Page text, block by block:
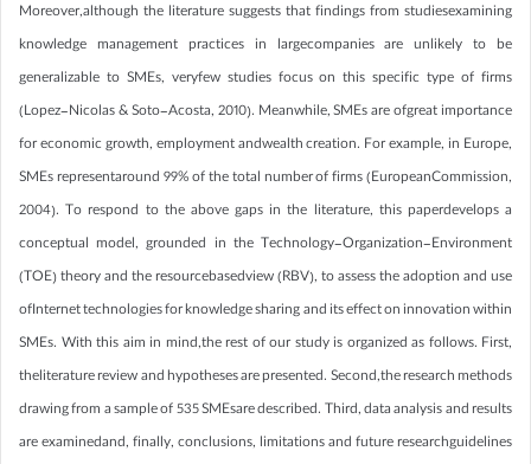
Moreover,although the literature suggests that findings from studiesexamining
knowledge management practices in largecompanies are unlikely to be
generalizable to SMEs, veryfew studies focus on this specific type of firms
(Lopez-Nicolas & Soto-Acosta, 2010). Meanwhile, SMEs are ofgreat importance
for economic growth, employment andwealth creation. For example, in Europe,
SMEs representaround 99% of the total number of firms (EuropeanCommission,
2004). To respond to the above gaps in the literature, this paperdevelops a
conceptual model, grounded in the Technology-Organization-Environment
(TOE) theory and the resourcebasedview (RBV), to assess the adoption and use
ofInternet technologies for knowledge sharing and its effect on innovation within
SMEs. With this aim in mind,the rest of our study is organized as follows. First,
theliterature review and hypotheses are presented. Second,the research methods
drawing from a sample of 535 SMEsare described. Third, data analysis and results
are examinedand, finally, conclusions, limitations and future researchguidelines